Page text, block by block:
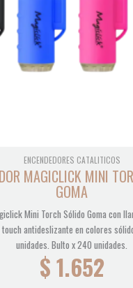
ENCENDEDORES CATALITICOS
MAGICLICK MINI
GOMA
Mini Torch Sólido Goma con
antideslizante en colores
unidades. Bulto x 240 unidades.
$1.652